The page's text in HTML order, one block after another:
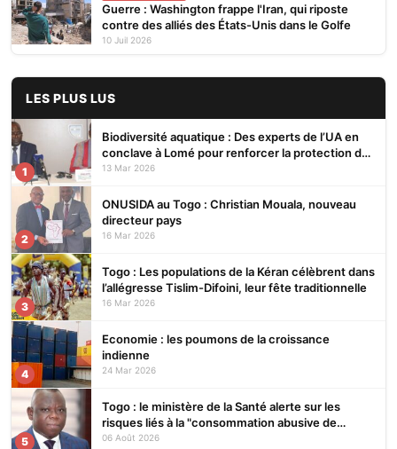
Guerre : Washington frappe l'Iran, qui riposte
contre des alliés des États-Unis dans le Golfe
10 Juil 2026
LES PLUS LUS
1
Biodiversité aquatique : Des experts de l’UA en
conclave à Lomé pour renforcer la protection des
écosystèmes
13 Mar 2026
2
ONUSIDA au Togo : Christian Mouala, nouveau
directeur pays
16 Mar 2026
3
Togo : Les populations de la Kéran célèbrent dans
l’allégresse Tislim-Difoini, leur fête traditionnelle
16 Mar 2026
4
Economie : les poumons de la croissance
indienne
24 Mar 2026
5
Togo : le ministère de la Santé alerte sur les
risques liés à la "consommation abusive de
boissons énergisantes et de substances
06 Août 2026